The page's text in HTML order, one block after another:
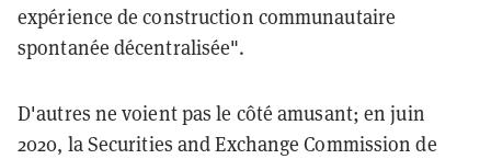
expérience de construction communautaire
spontanée décentralisée".
D'autres ne voient pas le côté amusant; en juin
2020, la Securities and Exchange Commission de